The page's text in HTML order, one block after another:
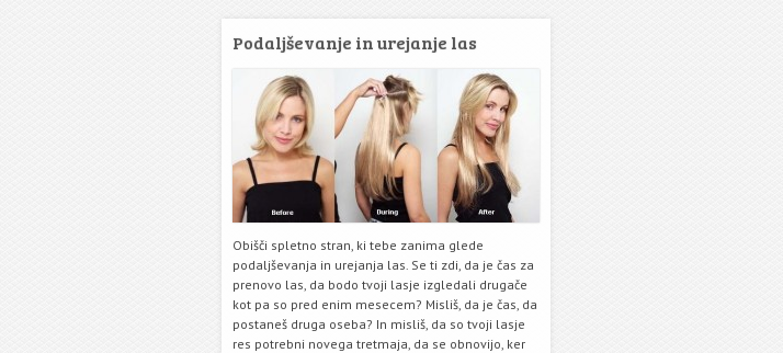
Podaljševanje in urejanje las
Obišči spletno stran, ki tebe zanima glede
podaljševanja in urejanja las. Se ti zdi, da je čas za
prenovo las, da bodo tvoji lasje izgledali drugače
kot pa so pred enim mesecem? Misliš, da je čas, da
postaneš druga oseba? In misliš, da so tvoji lasje
res potrebni novega tretmaja, da se obnovijo, ker